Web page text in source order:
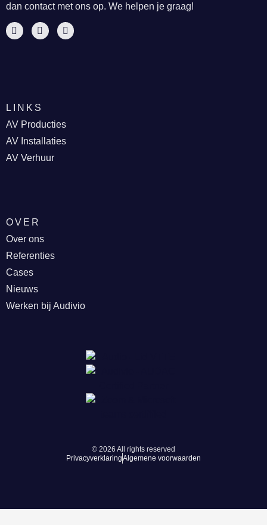
dan contact met ons op. We helpen je graag!
LINKS
AV Producties
AV Installaties
AV Verhuur
OVER
Over ons
Referenties
Cases
Nieuws
Werken bij Audivio
© 2026 All rights reserved
PrivacyverklaringAlgemene voorwaarden